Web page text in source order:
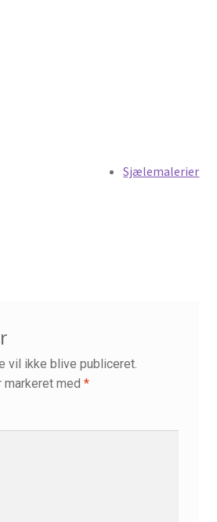
Sjælemalerier
vil ikke blive publiceret.
med *